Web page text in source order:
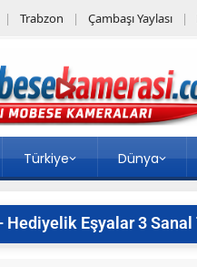
Trabzon Çambaşı Yaylası
Türkiye Dünya
Hediyelik Eşyalar 3 Sanal